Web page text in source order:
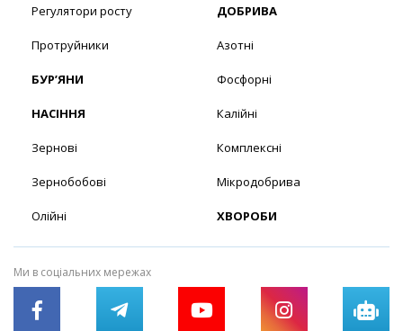
Регулятори росту
Протруйники
БУР’ЯНИ
НАСІННЯ
Зернові
Зернобобові
Олійні
ДОБРИВА
Азотні
Фосфорні
Калійні
Комплексні
Мікродобрива
ХВОРОБИ
Ми в соціальних мережах